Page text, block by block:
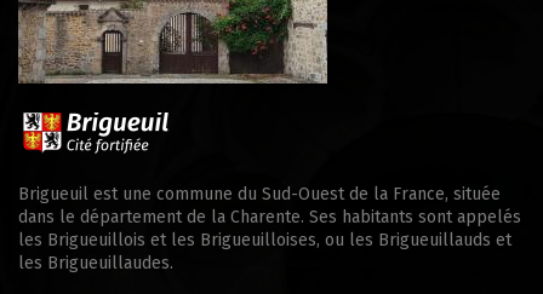
Brigueuil est une commune du Sud-Ouest de la France, située
dans le département de la Charente. Ses habitants sont appelés
les Brigueuillois et les Brigueuilloises, ou les Brigueuillauds et
les Brigueuillaudes.